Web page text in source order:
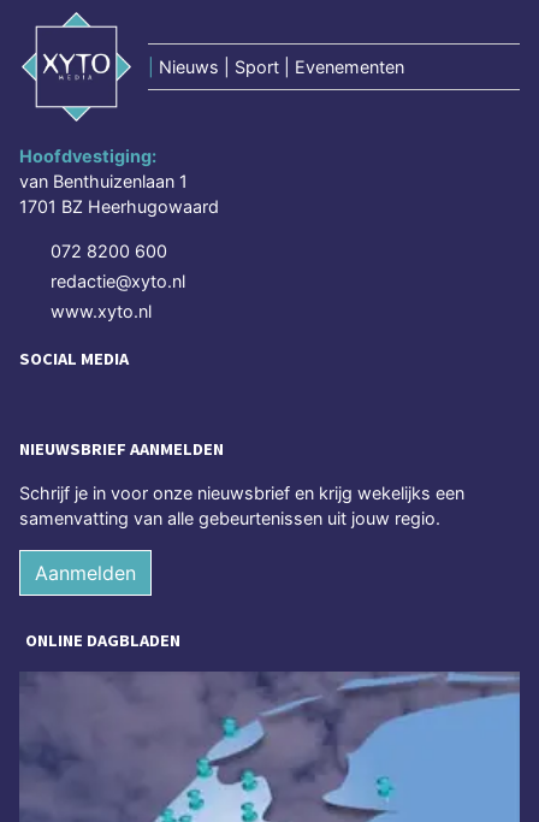
Nieuws | Sport | Evenementen
Hoofdvestiging:
van Benthuizenlaan 1
1701 BZ Heerhugowaard
072 8200 600
redactie@xyto.nl
www.xyto.nl
SOCIAL MEDIA
NIEUWSBRIEF AANMELDEN
Schrijf je in voor onze nieuwsbrief en krijg wekelijks een
samenvatting van alle gebeurtenissen uit jouw regio.
Aanmelden
ONLINE DAGBLADEN